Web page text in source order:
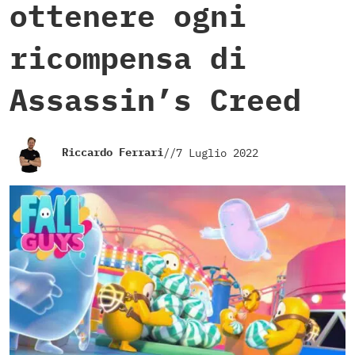
ottenere ogni
ricompensa di
Assassin’s Creed
Riccardo Ferrari//7 Luglio 2022